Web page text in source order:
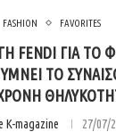
FASHION FAVORITES
FENDI ΓΙΑ ΤΟ
ΤΟ
K-magazine 27/07/